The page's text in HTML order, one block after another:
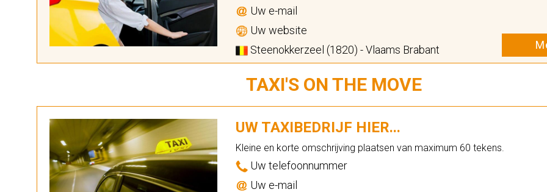
Uw e-mail
Uw website
Steenokkerzeel (1820) - Vlaams Brabant
TAXI'S ON THE MOVE
UW TAXIBEDRIJF HIER...
Kleine en korte omschrijving plaatsen van maximum 60 tekens.
Uw telefoonnummer
Uw e-mail